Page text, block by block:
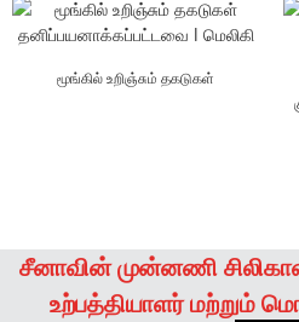
மூங்கில் உறிஞ்சும் தகடுகள்
சீனாவின் முன்னணி
உற்பத்தியாளர் மற்றும்